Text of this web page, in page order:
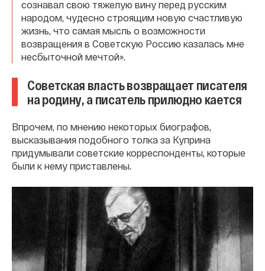
сознавал свою тяжелую вину перед русским
народом, чудесно строящим новую счастливую
жизнь, что самая мысль о возможности
возвращения в Советскую Россию казалась мне
несбыточной мечтой».
Советская власть возвращает писателя
на родину, а писатель прилюдно кается
Впрочем, по мнению некоторых биографов,
высказывания подобного толка за Куприна
придумывали советские корреспонденты, которые
были к нему приставлены.